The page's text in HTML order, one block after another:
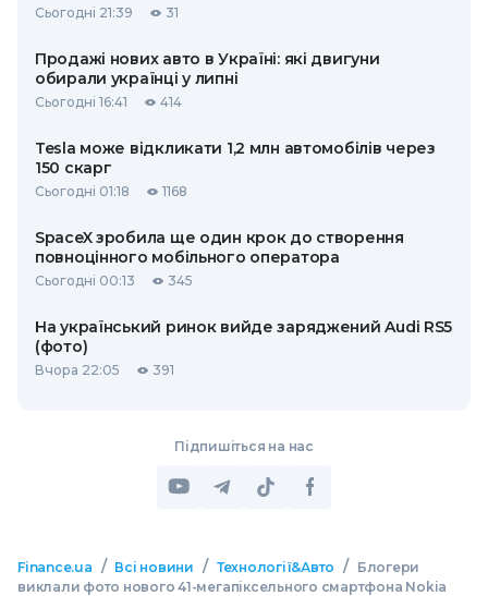
Сьогодні 21:39 31
Продажі нових авто в Україні: які двигуни
обирали українці у липні
Сьогодні 16:41 414
Tesla може відкликати 1,2 млн автомобілів через
150 скарг
Сьогодні 01:18 1168
SpaceX зробила ще один крок до створення
повноцінного мобільного оператора
Сьогодні 00:13 345
На український ринок вийде заряджений Audi RS5
(фото)
Вчора 22:05 391
Підпишіться на нас
Finance.ua / Всі новини / Технології&Авто /
Блогери
виклали фото нового 41-мегапіксельного смартфона Nokia